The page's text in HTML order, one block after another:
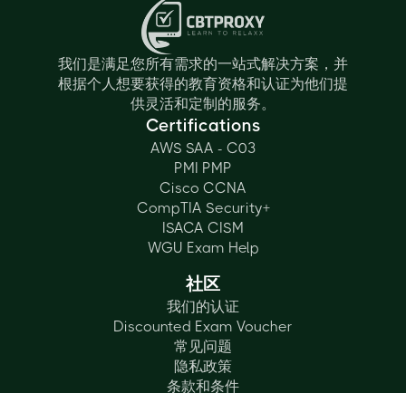
我们是满足您所有需求的一站式解决方案，并
根据个人想要获得的教育资格和认证为他们提
供灵活和定制的服务。
Certifications
AWS SAA - C03
PMI PMP
Cisco CCNA
CompTIA Security+
ISACA CISM
WGU Exam Help
社区
我们的认证
Discounted Exam Voucher
常见问题
隐私政策
条款和条件